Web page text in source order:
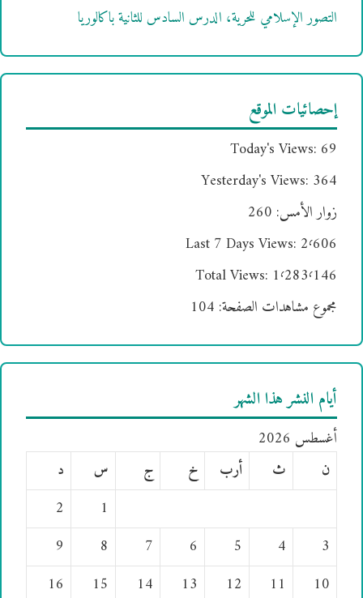
التصور الإسلامي للحرية، الدرس السادس للثانية باكالوريا
إحصائيات الموقع
Today's Views: 69
Yesterday's Views: 364
زوار الأمس: 260
Last 7 Days Views: 2٬606
Total Views: 1٬283٬146
مجموع مشاهدات الصفحة: 104
أيام النشر هذا الشهر
أغسطس 2026
ن
ث أرب خ ج س
د
1
2
3
4
5
6
7
8
9
10
11
12
13
14
15
16